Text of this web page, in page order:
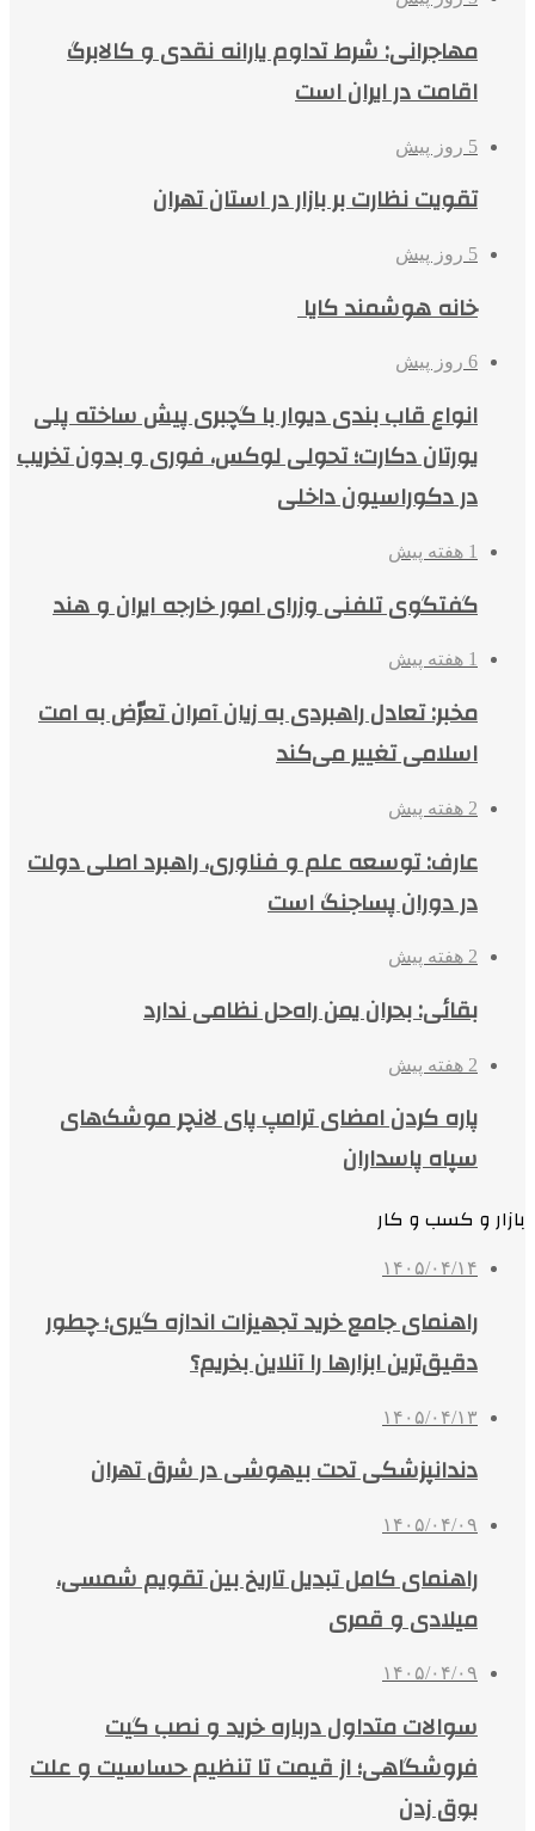
مهاجرانی: شرط تداوم یارانه نقدی و کالابرگ
اقامت در ایران است
5 روز پیش
تقویت نظارت بر بازار در استان تهران
5 روز پیش
خانه هوشمند کایا
6 روز پیش
انواع قاب بندی دیوار با گچبری پیش ساخته پلی
یورتان دکارت؛ تحولی لوکس، فوری و بدون تخریب
در دکوراسیون داخلی
1 هفته پیش
گفتگوی تلفنی وزرای امور خارجه ایران و هند
1 هفته پیش
مخبر: تعادل راهبردی به زیان آمران تعرّض به امت
اسلامی تغییر می‌کند
2 هفته پیش
عارف: توسعه علم و فناوری، راهبرد اصلی دولت
در دوران پساجنگ است
2 هفته پیش
بقائی: بحران یمن راه‌حل نظامی ندارد
2 هفته پیش
پاره کردن امضای ترامپ پای لانچر موشک‌های
سپاه پاسداران
بازار و کسب و کار
۱۴۰۵/۰۴/۱۴
راهنمای جامع خرید تجهیزات اندازه گیری؛ چطور
دقیق‌ترین ابزارها را آنلاین بخریم؟
۱۴۰۵/۰۴/۱۳
دندانپزشکی تحت بیهوشی در شرق تهران
۱۴۰۵/۰۴/۰۹
راهنمای کامل تبدیل تاریخ بین تقویم شمسی،
میلادی و قمری
۱۴۰۵/۰۴/۰۹
سوالات متداول درباره خرید و نصب گیت
فروشگاهی؛ از قیمت تا تنظیم حساسیت و علت
بوق زدن